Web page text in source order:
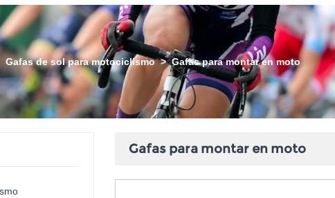
Gafas de sol para motociclismo > Gafas para montar en moto
Gafas para montar en moto